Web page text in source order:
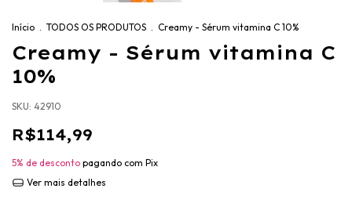
Início . TODOS OS PRODUTOS . Creamy - Sérum vitamina C 10%
Creamy - Sérum vitamina C
10%
SKU: 42910
R$114,99
5% de desconto pagando com Pix
Ver mais detalhes